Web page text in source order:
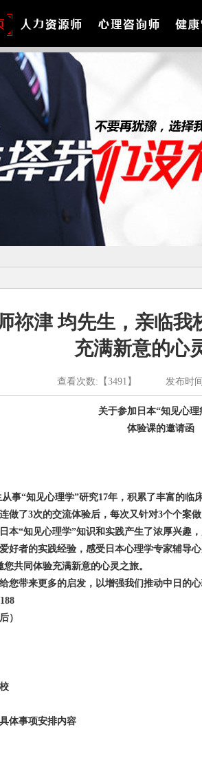
祢津 均先生，亲临
充满新意的心
查看次数:【3491】 发布时间:
关于参加日本“知见心理
体验课的邀请函
事“知见心理学”研究17年，积累了丰富的
做了3次的交流体验后，每次又针对3个个案
本“知见心理学”知识和实践产生了浓厚兴趣，
好者的实践经验，感受日本心理学专家辅导
您共同体验充满新意的心灵之旅。
您带来更多的启发，以增强我们推动中日的
）
体事项安排内容